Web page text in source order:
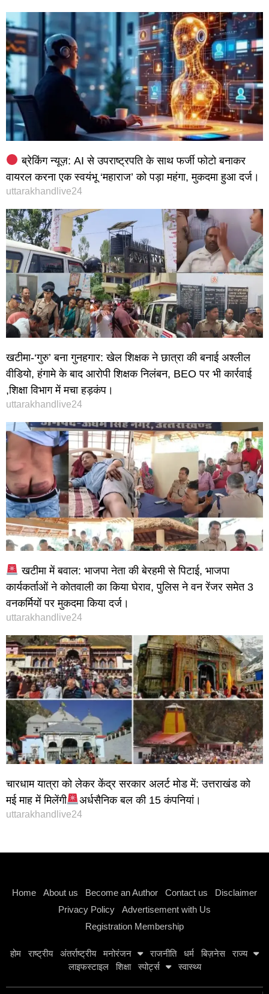
ब्रेकिंग न्यूज़: AI से उपराष्ट्रपति के साथ फर्जी फोटो बनाकर
वायरल करना एक स्वयंभू ‘महाराज’ को पड़ा महंगा, मुकदमा हुआ दर्ज।
uttarakhandlive24
खटीमा-‘गुरु’ बना गुनहगार: खेल शिक्षक ने छात्रा की बनाई अश्लील
वीडियो, हंगामे के बाद आरोपी शिक्षक निलंबन, BEO पर भी कार्रवाई
,शिक्षा विभाग में मचा हड़कंप।
uttarakhandlive24
खटीमा में बवाल: भाजपा नेता की बेरहमी से पिटाई, भाजपा
कार्यकर्ताओं ने कोतवाली का किया घेराव, पुलिस ने वन रेंजर समेत 3
वनकर्मियों पर मुकदमा किया दर्ज।
uttarakhandlive24
चारधाम यात्रा को लेकर केंद्र सरकार अलर्ट मोड में: उत्तराखंड को
मई माह में मिलेंगी
अर्धसैनिक बल की 15 कंपनियां।
uttarakhandlive24
Home About us Become an Author Contact us
Disclaimer
Privacy Policy
Advertisement with Us
Registration Membership
होम राष्ट्रीय अंतर्राष्ट्रीय मनोरंजन राजनीति धर्म बिज़नेस
राज्य
लाइफस्टाइल
शिक्षा स्पोर्ट्स स्वास्थ्य